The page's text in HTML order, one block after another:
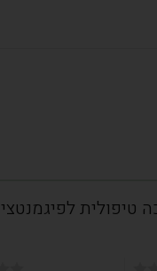
טיפולית